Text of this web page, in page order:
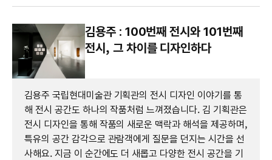
김용주 : 100번째 전시와 101번째
전시, 그 차이를 디자인하다
김용주 국립현대미술관 기획관의 전시 디자인 이야기를 통
해 전시 공간도 하나의 작품처럼 느껴졌습니다. 김 기획관은
전시 디자인을 통해 작품의 새로운 맥락과 해석을 제공하며,
특유의 공간 감각으로 관람객에게 질문을 던지는 시간을 선
사해요. 지금 이 순간에도 더 새롭고 다양한 전시 공간을 기